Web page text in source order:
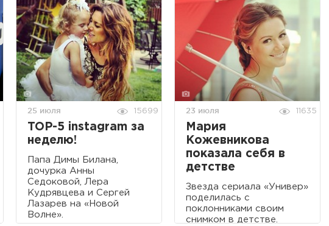
25 июля 15699
TOP-5 instagram за
неделю!
Папа Димы Билана,
дочурка Анны
Седоковой, Лера
Кудрявцева и Сергей
Лазарев на «Новой
Волне».
23 июля 11635
Мария
Кожевникова
показала себя в
детстве
Звезда сериала «Универ»
поделилась с
поклонниками своим
снимком в детстве.